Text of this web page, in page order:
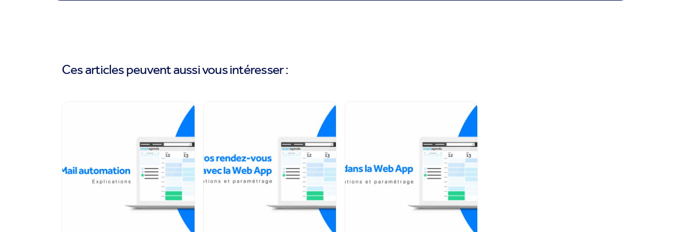
Ces articles peuvent aussi vous intéresser :